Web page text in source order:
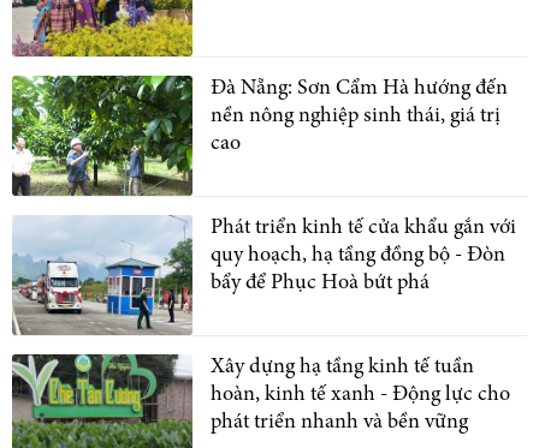
Đà Nẵng: Sơn Cẩm Hà hướng đến
nền nông nghiệp sinh thái, giá trị
cao
Phát triển kinh tế cửa khẩu gắn với
quy hoạch, hạ tầng đồng bộ - Đòn
bẩy để Phục Hoà bứt phá
Xây dựng hạ tầng kinh tế tuần
hoàn, kinh tế xanh - Động lực cho
phát triển nhanh và bền vững